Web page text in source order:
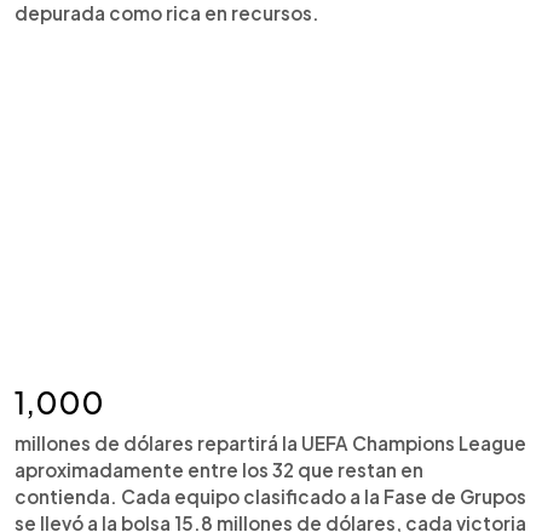
depurada como rica en recursos.
1,000
millones de dólares repartirá la UEFA Champions League
aproximadamente entre los 32 que restan en
contienda. Cada equipo clasificado a la Fase de Grupos
se llevó a la bolsa 15.8 millones de dólares, cada victoria